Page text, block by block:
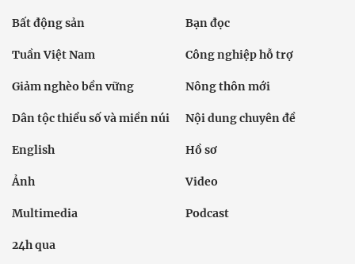
Bất động sản Bạn đọc
Tuần Việt Nam Công nghiệp hỗ trợ
Giảm nghèo bền vững Nông thôn mới
Dân tộc thiểu số và miền núi Nội dung chuyên đề
English Hồ sơ
Ảnh Video
Multimedia Podcast
24h qua